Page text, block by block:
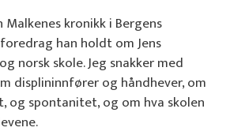
kronikk i Bergens
han holdt om Jens
norsk skole. Jeg snakker med
displininnfører og håndhever, om
spontanitet, og om hva skolen